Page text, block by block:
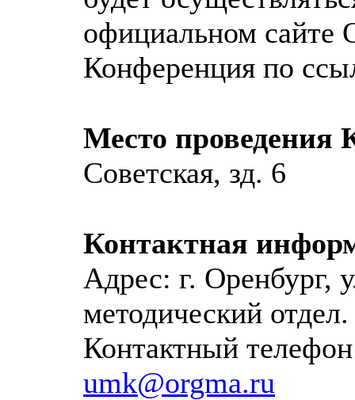
официальном
Конференция по
Место проведения
Советская, зд. 6
Контактная
Адрес: г. Оренбург,
методический отдел.
Контактный
umk@orgma.ru